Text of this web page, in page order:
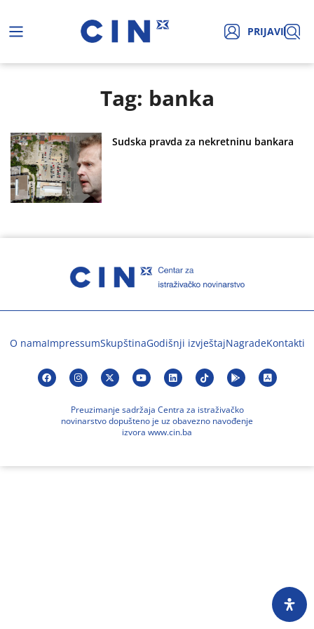
PRIJAVI
Tag: banka
Sudska pravda za nekretninu bankara
O namaImpressumSkupštinaGodišnji izvještajNagradeKontakti
Preuzimanje sadržaja Centra za istraživačko
novinarstvo dopušteno je uz obavezno navođenje
izvora www.cin.ba